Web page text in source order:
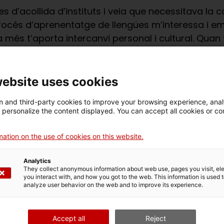
d’acollida d’instituts i veia que necessitava la
d’aprenentatge de llengües m’interessa i
t’aporta intercanvi personal i cultural.
ajudo a practicar l’idioma i em reben amb els
mi és com tenir l’oportunitat de comunicar-se
setmana són més disteses i que agraeixen
per molts motius però sobretot per la
i li expliquen en un català envejable que
ha obert moltes portes.
Lingüística Montserrat
uses cookies
and third-party cookies to improve your browsing experience,
the content displayed. You can accept all cookies or
on the use of cookies on this website.
Analytics
They collect anonymous information about web use, pages you visit,
you interact with, and how you got to the web. This information is used
analyze user behavior on the web and to improve its experience.
Accept all Reject